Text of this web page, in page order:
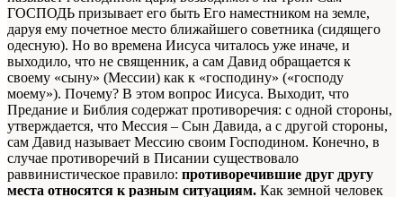
ГОСПОДЬ призывает его быть Его наместником на земле,
даруя ему почетное место ближайшего советника (сидящего
одесную). Но во времена Иисуса читалось уже иначе, и
выходило, что не священник, а сам Давид обращается к
своему «сыну» (Мессии) как к «господину» («господу
моему»). Почему? В этом вопрос Иисуса. Выходит, что
Предание и Библия содержат противоречия: с одной стороны,
утверждается, что Мессия – Сын Давида, а с другой стороны,
сам Давид называет Мессию своим Господином. Конечно, в
случае противоречий в Писании существовало
раввинистическое правило: противоречившие друг другу
места относятся к разным ситуациям. Как земной человек